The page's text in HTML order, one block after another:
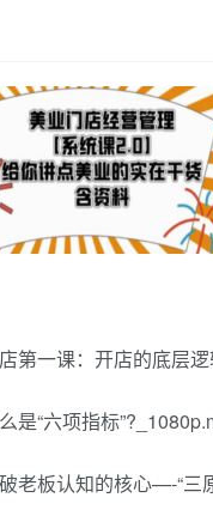
第一课：开店的底层
是“六项指标
老板认知的核心—-“三